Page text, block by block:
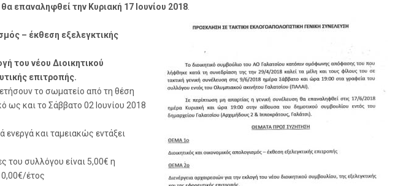
θα επαναληφθεί την Κυριακή 17 Ιουνίου 2018
– έκθεση εξελεγκτικής
του νέου Διοικητικού
επιτροπής.
το σωματείο από τη θέση
ως και το Σάββατο 02 Ιουνίου 2018
ενεργά και ταμειακώς εντάξει
του συλλόγου είναι 5,00€ η
έτος